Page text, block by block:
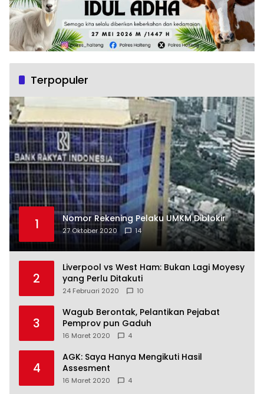
Terpopuler
1 Nomor Rekening Pelaku UMKM Diblokir
27 Oktober 2020 14
2
Liverpool vs West Ham: Bukan Lagi Moyesy
yang Perlu Ditakuti
24 Februari 2020 10
3
Wagub Berontak, Pelantikan Pejabat
Pemprov pun Gaduh
16 Maret 2020 4
4
AGK: Saya Hanya Mengikuti Hasil
Assesment
16 Maret 2020 4